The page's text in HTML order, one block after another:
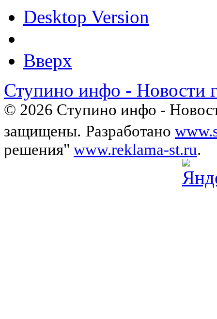
Desktop Version
Вверх
Ступино инфо - Новости
© 2026 Ступино инфо -
защищены. Разработано
решения" www.reklama-st.ru.